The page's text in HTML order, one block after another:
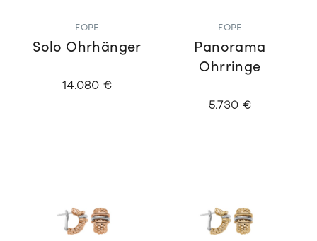
FOPE
Solo Ohrhänger
14.080 €
FOPE
Panorama
Ohrringe
5.730 €